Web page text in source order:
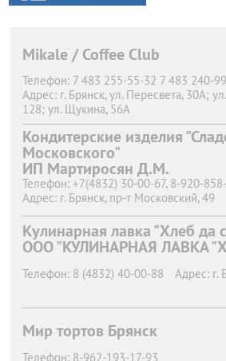
Mikale / Coffee Club
Телефон: 7 483 255-55-32 7 483 240-
Адрес: г. Брянск, ул. Пересвета, 30А;
128; ул. Щукина, 56А
Кондитерские изделия
Московского"
ИП Мартиросян Д.М.
Телефон: +7(4832) 30-00-67, 8-920-
Адрес: г. Брянск, пр-т Московский, 49
Кулинарная лавка "Хлеб да
ООО "КУЛИНАРНАЯ ЛАВКА
Телефон: 8 (4832) 40-00-88 Адрес: г.
Мир тортов Брянск
Телефон: 8-962-193-17-93